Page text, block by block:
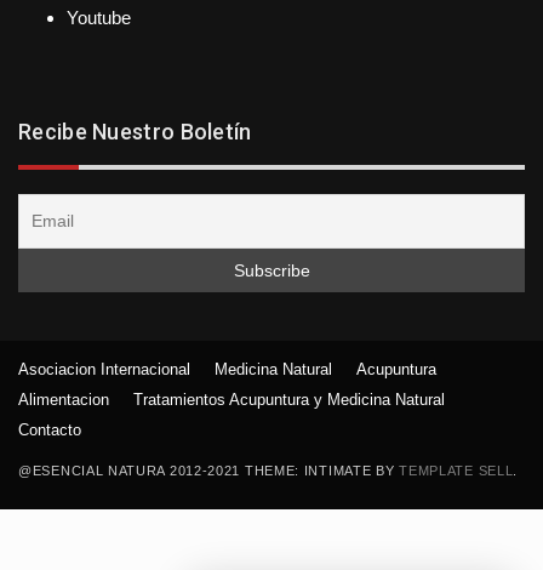
Youtube
Recibe Nuestro Boletín
@ESENCIAL NATURA 2012-2021 THEME: INTIMATE BYTEMPLATE SELL
Asociacion Internacional Medicina Natural
Acupuntura
Alimentacion
Tratamientos Acupuntura y Medicina Natural
Contacto